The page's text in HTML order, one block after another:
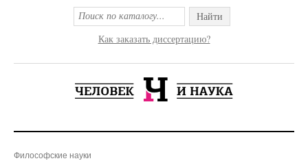
Найти
Как заказать диссертацию?
Философские науки